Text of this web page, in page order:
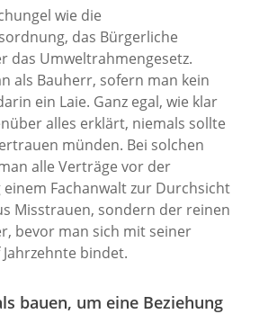
wie die
das Bürgerliche
das Umweltrahmengesetz.
als Bauherr, sofern man kein
ein Laie. Ganz egal, wie klar
alles erklärt, niemals sollte
münden. Bei solchen
alle Verträge vor der
Fachanwalt zur Durchsicht
Misstrauen, sondern der reinen
bevor man sich mit seiner
bindet.
bauen, um eine Beziehung